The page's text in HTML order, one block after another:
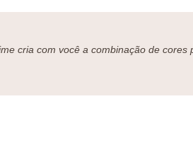
cria com você a combinação de cores